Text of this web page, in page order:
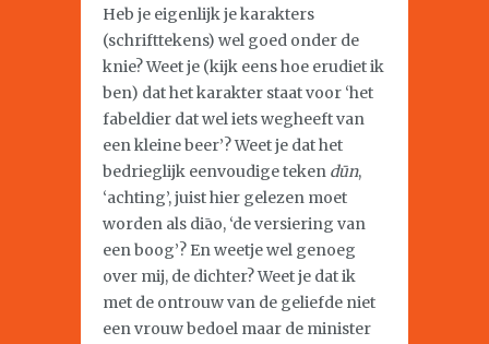
Heb je eigenlijk je karakters
(schrifttekens) wel goed onder de
knie? Weet je (kijk eens hoe erudiet ik
ben) dat het karakter staat voor ‘het
fabeldier dat wel iets wegheeft van
een kleine beer’? Weet je dat het
bedrieglijk eenvoudige teken dūn,
‘achting’, juist hier gelezen moet
worden als diāo, ‘de versiering van
een boog’? En weetje wel genoeg
over mij, de dichter? Weet je dat ik
met de ontrouw van de geliefde niet
een vrouw bedoel maar de minister